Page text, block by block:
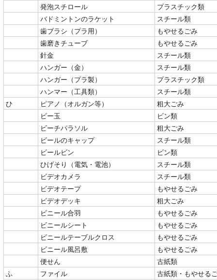
発泡スチロール
プラスチック類
バドミントンのラケット
スチール類
歯ブラシ（プラ用）
もやせるごみ
歯磨きチューブ
もやせるごみ
針金
スチール類
ハンガー（金）
スチール類
ハンガー（プラ製）
プラスチック類
ハンマー（工具類）
スチール類
ひ
ピアノ（オルガン等）
粗大ごみ
ビー玉
ビン類
ビーチパラソル
粗大ごみ
ビールのキャップ
スチール類
ビールビン
ビン類
ひげそり（電気・電池）
スチール類
ビデオカメラ
スチール類
ビデオテープ
もやせるごみ
ビデオデッキ
粗大ごみ
ビニール合羽
もやせるごみ
ビニールシート
もやせるごみ
ビニールテーブルクロス
もやせるごみ
ビニール風呂敷
もやせるごみ
便せん
古紙類
ふ
ファイル
古紙類・もやせる